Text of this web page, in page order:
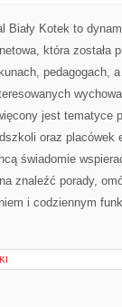
Biały Kotek to
która została
pedagogach,
jest tematyce
oraz placówek
świadomie
znaleźć porady,
i codziennym